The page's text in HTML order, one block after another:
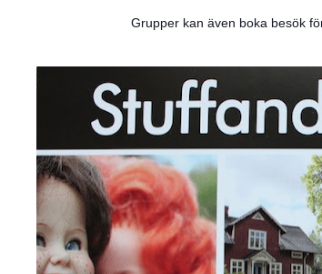
Grupper kan även boka besök